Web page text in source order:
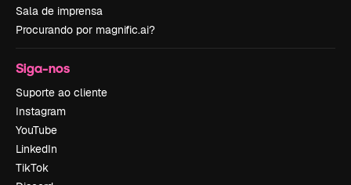
Sala de imprensa
Procurando por magnific.ai?
Siga-nos
Suporte ao cliente
Instagram
YouTube
LinkedIn
TikTok